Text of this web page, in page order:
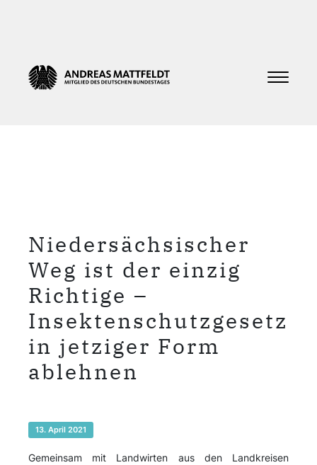
Niedersächsischer
Weg ist der einzig
Richtige –
Insektenschutzgesetz
in jetziger Form
ablehnen
13. April 2021
Gemeinsam mit Landwirten aus den Landkreisen